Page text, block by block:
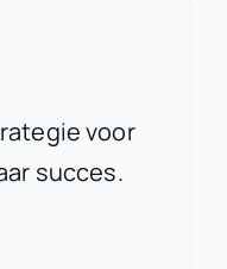
voor
succes.